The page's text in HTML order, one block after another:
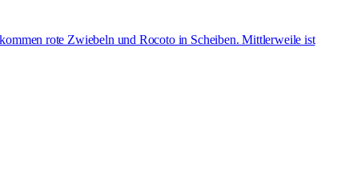
rote Zwiebeln und Rocoto in Scheiben. Mittlerweile ist